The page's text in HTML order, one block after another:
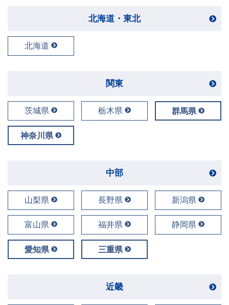
北海道・東北
北海道
関東
茨城県 栃木県 群馬県
神奈川県
中部
山梨県 長野県 新潟県
富山県 福井県 静岡県
愛知県 三重県
近畿